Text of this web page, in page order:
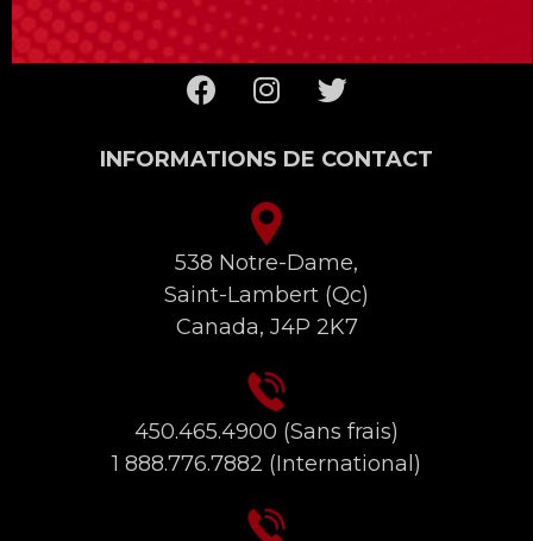
INFORMATIONS DE CONTACT
538 Notre-Dame,
Saint-Lambert (Qc)
Canada, J4P 2K7
450.465.4900 (Sans frais)
1 888.776.7882 (International)